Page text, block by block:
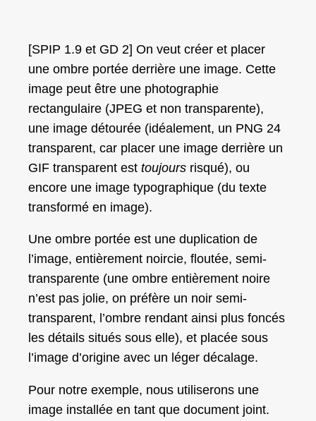
[SPIP 1.9 et GD 2] On veut créer et placer
une ombre portée derrière une image. Cette
image peut être une photographie
rectangulaire (JPEG et non transparente),
une image détourée (idéalement, un PNG 24
transparent, car placer une image derrière un
GIF transparent est toujours risqué), ou
encore une image typographique (du texte
transformé en image).
Une ombre portée est une duplication de
l’image, entièrement noircie, floutée, semi-
transparente (une ombre entièrement noire
n’est pas jolie, on préfère un noir semi-
transparent, l’ombre rendant ainsi plus foncés
les détails situés sous elle), et placée sous
l’image d’origine avec un léger décalage.
Pour notre exemple, nous utiliserons une
image installée en tant que document joint.